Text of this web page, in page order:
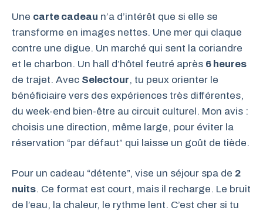
Une carte cadeau n’a d’intérêt que si elle se
transforme en images nettes. Une mer qui claque
contre une digue. Un marché qui sent la coriandre
et le charbon. Un hall d’hôtel feutré après 6 heures
de trajet. Avec Selectour, tu peux orienter le
bénéficiaire vers des expériences très différentes,
du week-end bien-être au circuit culturel. Mon avis :
choisis une direction, même large, pour éviter la
réservation “par défaut” qui laisse un goût de tiède.
Pour un cadeau “détente”, vise un séjour spa de 2
nuits. Ce format est court, mais il recharge. Le bruit
de l’eau, la chaleur, le rythme lent. C’est cher si tu